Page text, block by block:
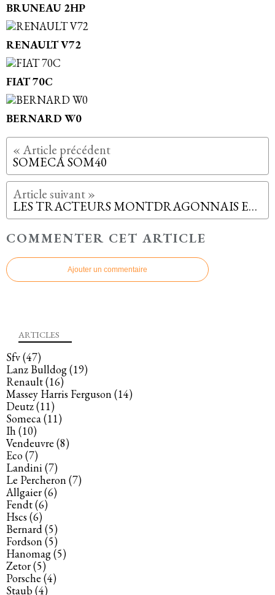
BRUNEAU 2HP
RENAULT V72
FIAT 70C
BERNARD W0
SOMECA SOM40
LES TRACTEURS MONTDRAGONNAIS EN 2025
COMMENTER CET ARTICLE
Ajouter un commentaire
ARTICLES
Sfv(47)
Lanz Bulldog(19)
Renault(16)
Massey Harris Ferguson(14)
Deutz(11)
Someca(11)
Ih(10)
Vendeuvre (8)
Eco(7)
Landini(7)
Le Percheron(7)
Allgaier(6)
Fendt(6)
Hscs (6)
Bernard(5)
Fordson(5)
Hanomag(5)
Zetor(5)
Porsche (4)
Staub(4)